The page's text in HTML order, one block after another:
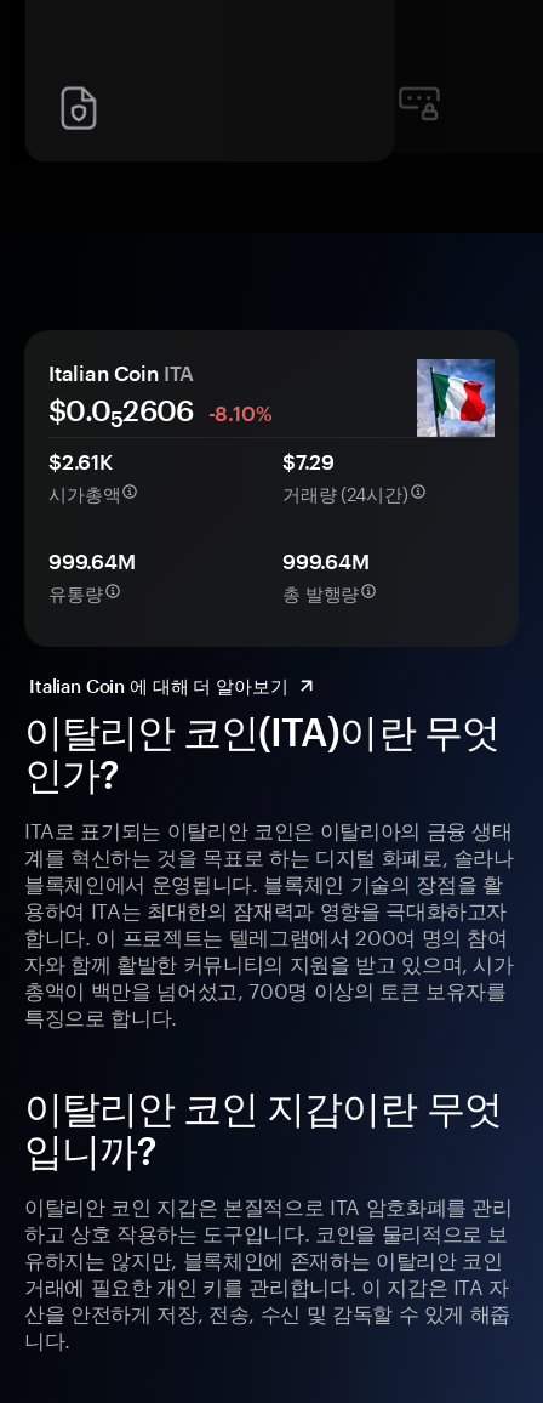
이탈리안 코인(ITA)이란 무엇
인가?
ITA로 표기되는 이탈리안 코인은 이탈리아의 금융 생태
계를 혁신하는 것을 목표로 하는 디지털 화폐로, 솔라나
블록체인에서 운영됩니다. 블록체인 기술의 장점을 활
용하여 ITA는 최대한의 잠재력과 영향을 극대화하고자
합니다. 이 프로젝트는 텔레그램에서 200여 명의 참여
자와 함께 활발한 커뮤니티의 지원을 받고 있으며, 시가
총액이 백만을 넘어섰고, 700명 이상의 토큰 보유자를
특징으로 합니다.
이탈리안 코인 지갑이란 무엇
입니까?
이탈리안 코인 지갑은 본질적으로 ITA 암호화폐를 관리
하고 상호 작용하는 도구입니다. 코인을 물리적으로 보
유하지는 않지만, 블록체인에 존재하는 이탈리안 코인
거래에 필요한 개인 키를 관리합니다. 이 지갑은 ITA 자
산을 안전하게 저장, 전송, 수신 및 감독할 수 있게 해줍
니다.
Italian Coin ITA
$0.052606
-8.10%
$2.61K
시가총액
$7.29
거래량 (24시간)
999.64M
유통량
999.64M
총 발행량
Italian Coin 에 대해 더 알아보기